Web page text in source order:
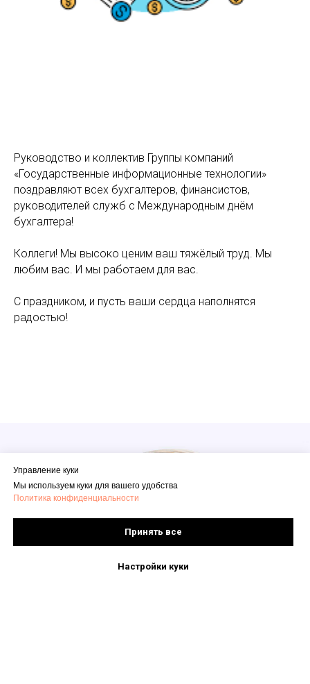
Управление куки
Мы используем куки для вашего удобства
Политика конфиденциальности
Принять все
Настройки куки
Руководство и коллектив Группы компаний
«Государственные информационные технологии»
поздравляют всех бухгалтеров, финансистов,
руководителей служб с Международным днём
бухгалтера!
Коллеги! Мы высоко ценим ваш тяжёлый труд. Мы
любим вас. И мы работаем для вас.
С праздником, и пусть ваши сердца наполнятся
радостью!